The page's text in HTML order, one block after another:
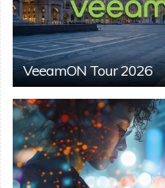
VeeamON Tour 2026